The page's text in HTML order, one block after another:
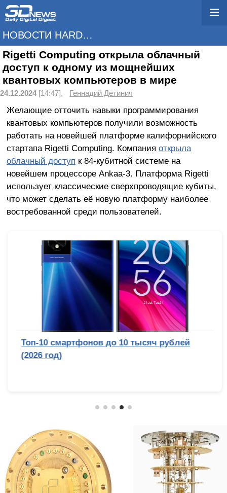
НОВОСТИ HARDWARE
Rigetti Computing открыла облачный
доступ к одному из мощнейших
квантовых компьютеров в мире
24.12.2024[14:47], Геннадий Детинич
Желающие отточить навыки программирования
квантовых компьютеров получили возможность
работать на новейшей платформе калифорнийского
стартапа Rigetti Computing. Компания открыла
облачный доступ к 84-кубитной системе на
новейшем процессоре Ankaa-3. Платформа Rigetti
использует классические сверхпроводящие кубиты,
что может сделать её новую платформу наиболее
востребованной среди пользователей.
Топ-10 смартфонов до 10 тысяч рублей
(2026 год)